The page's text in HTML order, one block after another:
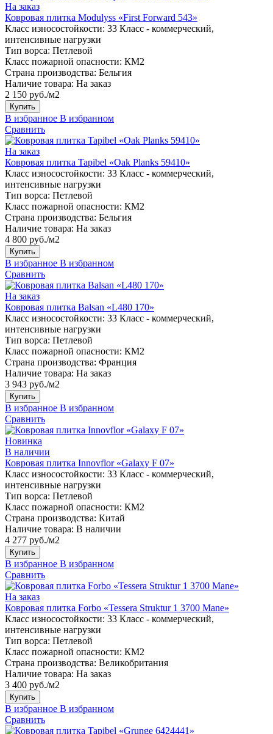
На заказ
Ковровая плитка Modulyss «First Forward 543»
Класс износостойкости: 33 Класс - коммерческий,
интенсивные нагрузки
Тип ворса: Петлевой
Класс пожарной опасности: КМ2
Страна производства: Бельгия
Наличие товара: На заказ
2 150 руб./м2
Купить
В избранное В избранном
Сравнить
На заказ
Ковровая плитка Tapibel «Oak Planks 59410»
Класс износостойкости: 33 Класс - коммерческий,
интенсивные нагрузки
Тип ворса: Петлевой
Класс пожарной опасности: КМ2
Страна производства: Бельгия
Наличие товара: На заказ
4 800 руб./м2
Купить
В избранное В избранном
Сравнить
На заказ
Ковровая плитка Balsan «L480 170»
Класс износостойкости: 33 Класс - коммерческий,
интенсивные нагрузки
Тип ворса: Петлевой
Класс пожарной опасности: КМ2
Страна производства: Франция
Наличие товара: На заказ
3 943 руб./м2
Купить
В избранное В избранном
Сравнить
Новинка
В наличии
Ковровая плитка Innovflor «Galaxy F 07»
Класс износостойкости: 33 Класс - коммерческий,
интенсивные нагрузки
Тип ворса: Петлевой
Класс пожарной опасности: КМ2
Страна производства: Китай
Наличие товара: В наличии
4 277 руб./м2
Купить
В избранное В избранном
Сравнить
На заказ
Ковровая плитка Forbo «Tessera Struktur 1 3700 Mane»
Класс износостойкости: 33 Класс - коммерческий,
интенсивные нагрузки
Тип ворса: Петлевой
Класс пожарной опасности: КМ2
Страна производства: Великобритания
Наличие товара: На заказ
3 400 руб./м2
Купить
В избранное В избранном
Сравнить